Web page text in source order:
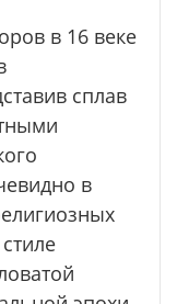
в 16 веке
сплав
в